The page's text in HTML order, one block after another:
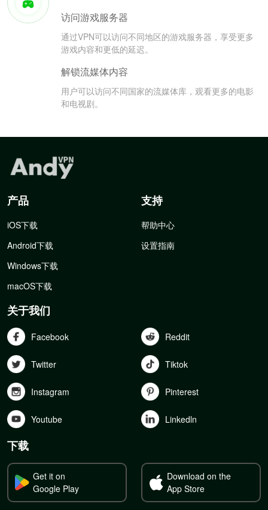
访问游戏服务器
通过VPN可以访问不同地区的游戏服务器，享受更多
游戏内容和更低的延迟。
解锁流媒体内容
用户可以访问不同国家的流媒体库，观看更多的电影
和电视剧。
产品
iOS下载
Android下载
Windows下载
macOS下载
支持
帮助中心
设置指南
关于我们
Facebook Reddit
Twitter Tiktok
Instagram Pinterest
Youtube Linkedln
下载
Get it on
Google Play
Download on the
App Store